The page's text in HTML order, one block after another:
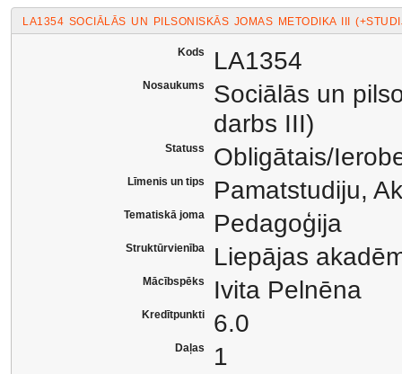
LA1354 SOCIĀLĀS UN PILSONISKĀS JOMAS METODIKA III
Kods LA1354
Nosaukums
Sociālās un
darbs III)
Statuss Obligātais/
Līmenis un tips Pamatstudiju,
Tematiskā joma Pedagoģija
Struktūrvienība Liepājas
Mācībspēks Ivita Pelnēna
Kredītpunkti 6.0
Daļas 1